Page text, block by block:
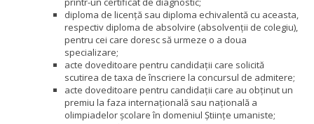
diploma de licenţă sau diploma echivalentă cu aceasta,
respectiv diploma de absolvire (absolvenţii de colegiu),
pentru cei care doresc să urmeze o a doua
specializare;
acte doveditoare pentru candidații care solicită
scutirea de taxa de înscriere la concursul de admitere;
acte doveditoare pentru candidații care au obţinut un
premiu la faza internaţională sau naţională a
olimpiadelor şcolare în domeniul Științe umaniste;